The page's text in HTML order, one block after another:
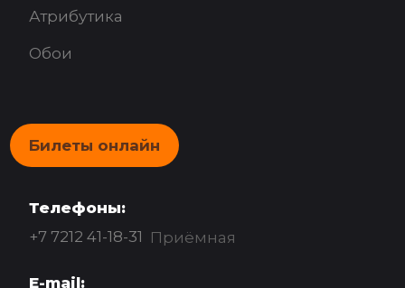
Атрибутика
Обои
Билеты онлайн
Телефоны:
+7 7212 41-18-31 Приёмная
E-mail: